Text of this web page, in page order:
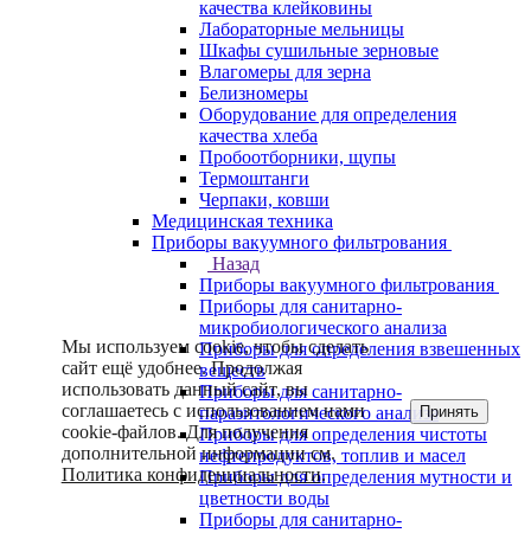
качества клейковины
Лабораторные мельницы
Шкафы сушильные зерновые
Влагомеры для зерна
Белизномеры
Оборудование для определения
качества хлеба
Пробоотборники, щупы
Термоштанги
Черпаки, ковши
Медицинская техника
Приборы вакуумного фильтрования
Назад
Приборы вакуумного фильтрования
Приборы для санитарно-
микробиологического анализа
Приборы для определения взвешенных
веществ
Приборы для санитарно-
паразитологического анализа
Приборы для определения чистоты
нефтепродуктов, топлив и масел
Приборы для определения мутности и
цветности воды
Приборы для санитарно-
Мы используем cookie, чтобы сделать
сайт ещё удобнее. Продолжая
использовать данный сайт, вы
соглашаетесь с использованием нами
cookie-файлов. Для получения
дополнительной информации см.
Политика конфиденциальности.
Принять